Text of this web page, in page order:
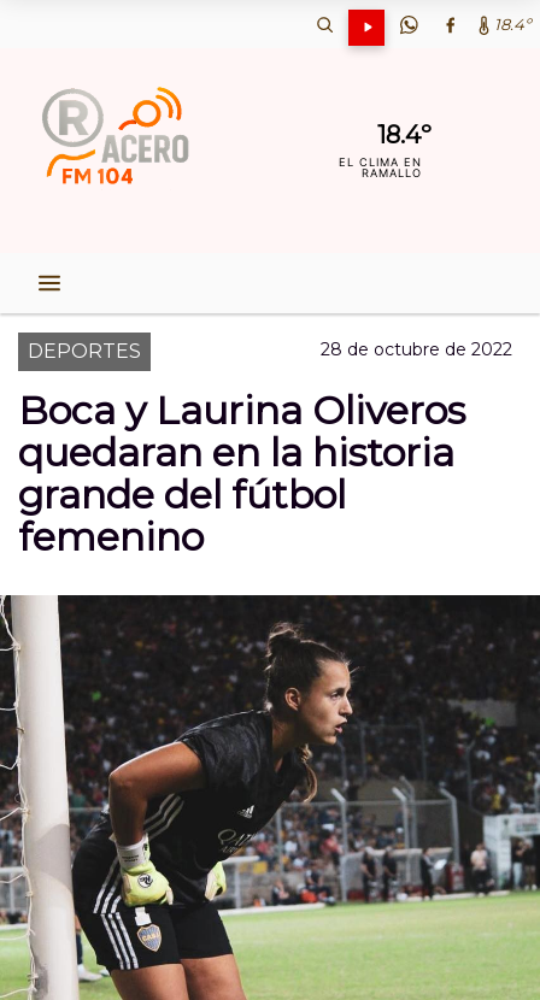
18.4º
18.4º
EL CLIMA EN
RAMALLO
DEPORTES 28 de octubre de 2022
Boca y Laurina Oliveros
quedaran en la historia
grande del fútbol
femenino